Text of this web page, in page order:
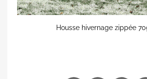
Housse hivernage zippée